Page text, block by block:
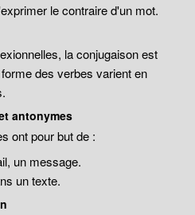
le contraire d'un mot.
la conjugaison est
des verbes varient en
antonymes
ont pour but de :
un message.
un texte.